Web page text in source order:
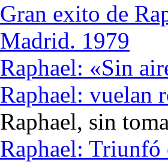
Gran exito de
Madrid. 1979
Raphael: «Sin
Raphael: vuelan
Raphael, sin
Raphael: